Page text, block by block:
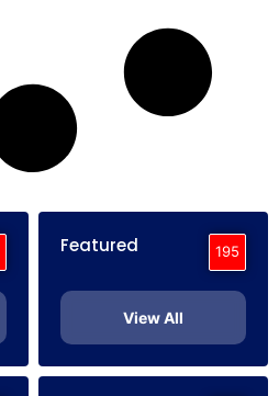
Featured 195
View All